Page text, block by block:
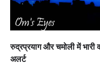
रुद्रप्रयाग और चमोली में भारी
अलर्ट